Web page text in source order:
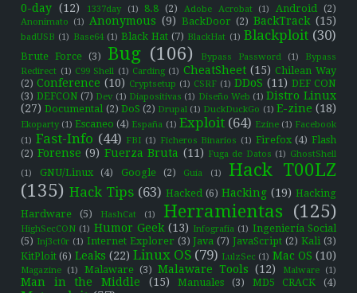
0-day (12) 1337day (1) 8.8 (2) Adobe Acrobat (1) Android (2)
Anonimato (1) Anonymous (9) BackDoor (2) BackTrack (15)
badUSB (1) Base64 (1) Black Hat (7) BlackHat (1) Blackploit (30)
Brute Force (3) Bug (106) Bypass Password (1)
Bypass
Redirect (1) C99 Shell (1) Carding (1) CheatSheet (15) Chilean Way
(2) Conference (10) Cryptsetup (1) CSRF (1) DDoS (11) DEF CON
(3) DEFCON (7) Dev (1) Diapositivas (1) Diseño Web (1) Distro Linux
(27) Documental (2) DoS (2) Drupal (1) DuckDuckGo (1) E-zine (18)
Ekoparty (1) Escaneo (4) España (1) Exploit (64) Ezine (1) Facebook
(1) Fast-Info (44) FBI (1) Ficheros Binarios (1) Firefox (4) Flash
(2) Forense (9) Fuerza Bruta (11) Fuga de Datos (1) GhostShell
(1)
GNU/Linux (4) Google (2) Guía (1)
Hack T00LZ
(135) Hack Tips (63) Hacked (6) Hacking (19) Hacking
Hardware
(5) HashCat (1) Herramientas (125)
HighSecCON (1) Humor Geek (13) Infografía (1) Ingeniería Social
(5) Inj3ct0r (1) Internet Explorer (3) Java (7) JavaScript (2) Kali (3)
KitPloit (6) Leaks (22) Linux OS (79) LulzSec (1) Mac OS (10)
Magazine (1) Malaware (3) Malaware Tools (12) Malware (1)
Man in the Middle (15) Manuales (3) MD5 CRACK (4)